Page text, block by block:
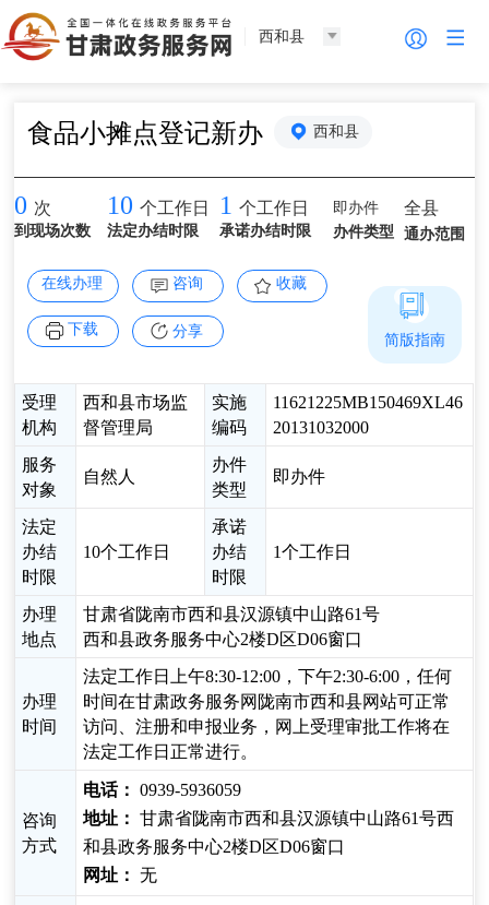
西和县
食品小摊点登记新办 西和县
0 次
到现场次数
10 个工作日
法定办结时限
1 个工作日
承诺办结时限
即办件
办件类型
全县
通办范围
在线办理 咨询 收藏
下载 分享
受理
机构
西和县市场监
督管理局
实施
编码
11621225MB150469XL46
20131032000
服务
对象
自然人
办件
类型
即办件
法定
办结
时限
10个工作日
承诺
办结
时限
1个工作日
办理
地点
甘肃省陇南市西和县汉源镇中山路61号
西和县政务服务中心2楼D区D06窗口
办理
时间
法定工作日上午8:30-12:00，下午2:30-6:00，任何
时间在甘肃政务服务网陇南市西和县网站可正常
访问、注册和申报业务，网上受理审批工作将在
法定工作日正常进行。
咨询
方式
电话： 0939-5936059
地址： 甘肃省陇南市西和县汉源镇中山路61号西
和县政务服务中心2楼D区D06窗口
网址： 无
简版指南